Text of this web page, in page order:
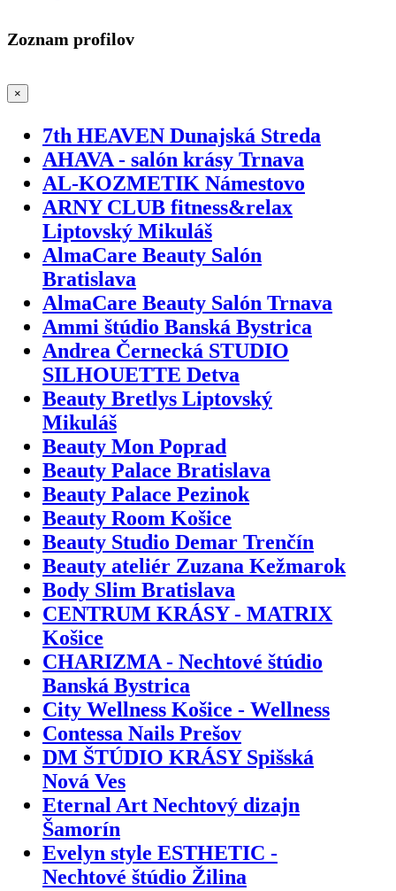
Zoznam profilov
×
7th HEAVEN Dunajská Streda
AHAVA - salón krásy Trnava
AL-KOZMETIK Námestovo
ARNY CLUB fitness&relax
Liptovský Mikuláš
AlmaCare Beauty Salón
Bratislava
AlmaCare Beauty Salón Trnava
Ammi štúdio Banská Bystrica
Andrea Černecká STUDIO
SILHOUETTE Detva
Beauty Bretlys Liptovský
Mikuláš
Beauty Mon Poprad
Beauty Palace Bratislava
Beauty Palace Pezinok
Beauty Room Košice
Beauty Studio Demar Trenčín
Beauty ateliér Zuzana Kežmarok
Body Slim Bratislava
CENTRUM KRÁSY - MATRIX
Košice
CHARIZMA - Nechtové štúdio
Banská Bystrica
City Wellness Košice - Wellness
Contessa Nails Prešov
DM ŠTÚDIO KRÁSY Spišská
Nová Ves
Eternal Art Nechtový dizajn
Šamorín
Evelyn style ESTHETIC -
Nechtové štúdio Žilina